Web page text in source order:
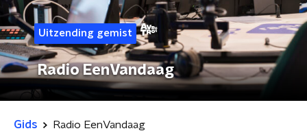
Uitzending gemist
Radio EenVandaag
Gids Radio EenVandaag